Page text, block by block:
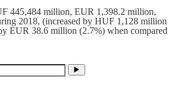
445,484 million, EUR 1,398.2 million,
2018, (increased by HUF 1,128 million
EUR 38.6 million (2.7%) when compared